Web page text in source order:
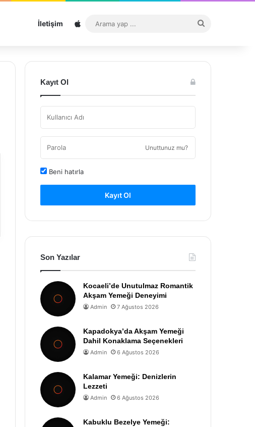
İletişim Sitemap
...
Kayıt Ol
Unuttunuz mu?
Beni hatırla
Kayıt Ol
Son Yazılar
Kocaeli’de Unutulmaz Romantik
Akşam Yemeği Deneyimi
Admin 7 Ağustos 2026
Kapadokya’da Akşam Yemeği
Dahil Konaklama Seçenekleri
Admin 6 Ağustos 2026
Kalamar Yemeği: Denizlerin
Lezzeti
Admin 6 Ağustos 2026
Kabuklu Bezelye Yemeği: